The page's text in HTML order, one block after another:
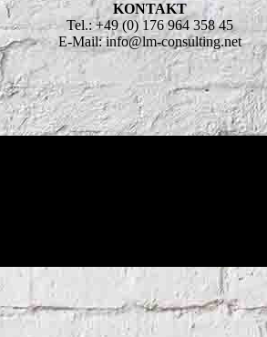
KONTAKT
Tel.: +49 (0) 176 964 358 45
E-Mail: info@lm-consulting.net